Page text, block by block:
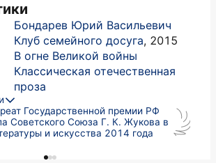
Бондарев Юрий Васильевич
Клуб семейного досуга, 2015
В огне Великой войны
Классическая отечественная
проза
Государственной премии РФ
Советского Союза Г. К. Жукова в
и искусства 2014 года